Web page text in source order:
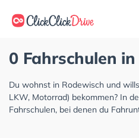
0 Fahrschulen
Du wohnst in Rodewisch und
LKW, Motorrad) bekommen? In
Fahrschulen, bei denen du